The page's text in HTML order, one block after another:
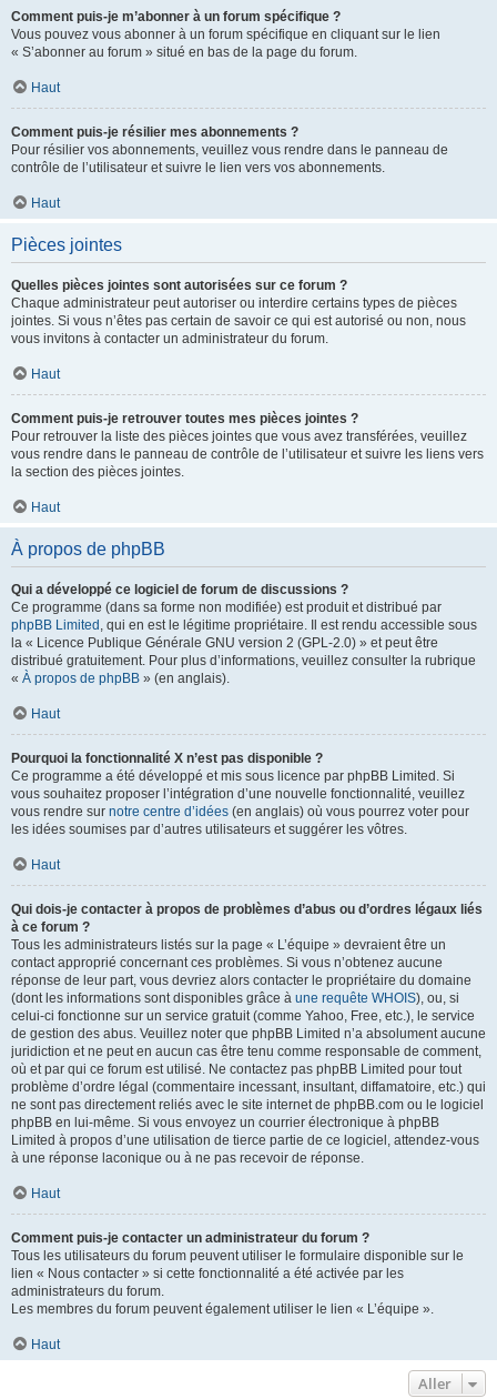
Comment puis-je m’abonner à un forum spécifique ?
Vous pouvez vous abonner à un forum spécifique en cliquant sur le lien
« S’abonner au forum » situé en bas de la page du forum.
Haut
Comment puis-je résilier mes abonnements ?
Pour résilier vos abonnements, veuillez vous rendre dans le panneau de
contrôle de l’utilisateur et suivre le lien vers vos abonnements.
Haut
Pièces jointes
Quelles pièces jointes sont autorisées sur ce forum ?
Chaque administrateur peut autoriser ou interdire certains types de pièces
jointes. Si vous n’êtes pas certain de savoir ce qui est autorisé ou non, nous
vous invitons à contacter un administrateur du forum.
Haut
Comment puis-je retrouver toutes mes pièces jointes ?
Pour retrouver la liste des pièces jointes que vous avez transférées, veuillez
vous rendre dans le panneau de contrôle de l’utilisateur et suivre les liens vers
la section des pièces jointes.
Haut
À propos de phpBB
Qui a développé ce logiciel de forum de discussions ?
Ce programme (dans sa forme non modifiée) est produit et distribué par
phpBB Limited , qui en est le légitime propriétaire. Il est rendu accessible sous
la « Licence Publique Générale GNU version 2 (GPL-2.0) » et peut être
distribué gratuitement. Pour plus d’informations, veuillez consulter la rubrique
« À propos de phpBB » (en anglais).
Haut
Pourquoi la fonctionnalité X n’est pas disponible ?
Ce programme a été développé et mis sous licence par phpBB Limited. Si
vous souhaitez proposer l’intégration d’une nouvelle fonctionnalité, veuillez
vous rendre sur notre centre d’idées (en anglais) où vous pourrez voter pour
les idées soumises par d’autres utilisateurs et suggérer les vôtres.
Haut
Qui dois-je contacter à propos de problèmes d’abus ou d’ordres légaux liés
à ce forum ?
Tous les administrateurs listés sur la page « L’équipe » devraient être un
contact approprié concernant ces problèmes. Si vous n’obtenez aucune
réponse de leur part, vous devriez alors contacter le propriétaire du domaine
(dont les informations sont disponibles grâce à une requête WHOIS), ou, si
celui-ci fonctionne sur un service gratuit (comme Yahoo, Free, etc.), le service
de gestion des abus. Veuillez noter que phpBB Limited n’a absolument aucune
juridiction et ne peut en aucun cas être tenu comme responsable de comment,
où et par qui ce forum est utilisé. Ne contactez pas phpBB Limited pour tout
problème d’ordre légal (commentaire incessant, insultant, diffamatoire, etc.) qui
ne sont pas directement reliés avec le site internet de phpBB.com ou le logiciel
phpBB en lui-même. Si vous envoyez un courrier électronique à phpBB
Limited à propos d’une utilisation de tierce partie de ce logiciel, attendez-vous
à une réponse laconique ou à ne pas recevoir de réponse.
Haut
Comment puis-je contacter un administrateur du forum ?
Tous les utilisateurs du forum peuvent utiliser le formulaire disponible sur le
lien « Nous contacter » si cette fonctionnalité a été activée par les
administrateurs du forum.
Les membres du forum peuvent également utiliser le lien « L’équipe ».
Haut
Aller